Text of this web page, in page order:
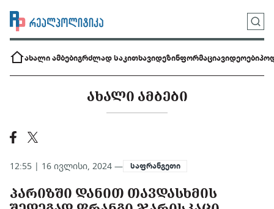
ახალი ამბებიგრძლად საკითხავიდეზინფორმაციავიდეოები
ᲐᲮᲐᲚᲘ ᲐᲛᲑᲔᲑᲘ
12:55 | 16 ივლისი, 2024 — საფრანგეთი
ᲞᲐᲠᲘᲖᲨᲘ ᲓᲐᲜᲘᲗ ᲗᲐᲕᲓᲐᲡᲮᲛᲘᲡ